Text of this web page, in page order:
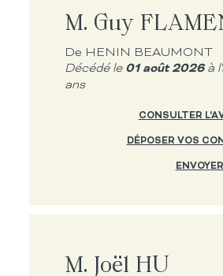
M. Guy
De HENIN BEAUMONT
Décédé le 01 août 2026à
ans
CONSULTER
DÉPOSER VOS
M. Joël HU